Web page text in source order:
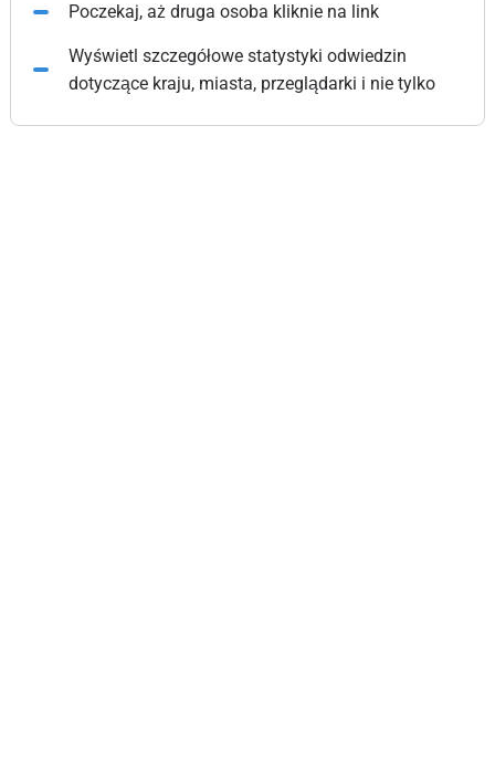
Poczekaj, aż druga osoba kliknie na link
Wyświetl szczegółowe statystyki odwiedzin
dotyczące kraju, miasta, przeglądarki i nie tylko